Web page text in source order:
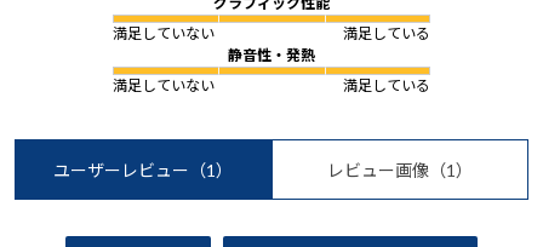
満足していない
満足している
静音性・発熱
満足していない
満足している
ユーザーレビュー （1） レビュー画像 （1）